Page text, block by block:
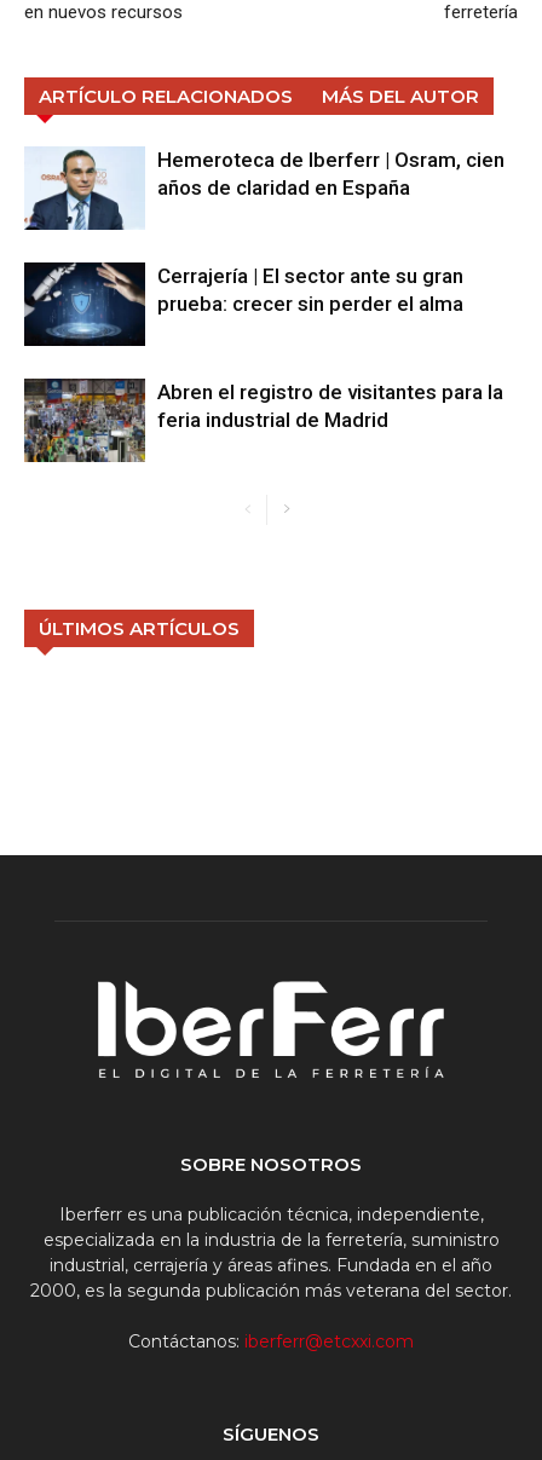
en nuevos recursos
ferretería
ARTÍCULO RELACIONADOS MÁS DEL AUTOR
Hemeroteca de Iberferr | Osram, cien
años de claridad en España
Cerrajería | El sector ante su gran
prueba: crecer sin perder el alma
Abren el registro de visitantes para la
feria industrial de Madrid
ÚLTIMOS ARTÍCULOS
SOBRE NOSOTROS
Iberferr es una publicación técnica, independiente,
especializada en la industria de la ferretería, suministro
industrial, cerrajería y áreas afines. Fundada en el año
2000, es la segunda publicación más veterana del sector.
Contáctanos: iberferr@etcxxi.com
SÍGUENOS